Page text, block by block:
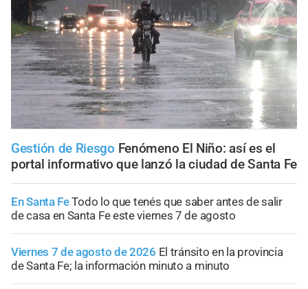
Gestión de Riesgo Fenómeno El Niño: así es el
portal informativo que lanzó la ciudad de Santa Fe
En Santa FeTodo lo que tenés que saber antes de salir
de casa en Santa Fe este viernes 7 de agosto
Viernes 7 de agosto de 2026 El tránsito en la provincia
de Santa Fe; la información minuto a minuto